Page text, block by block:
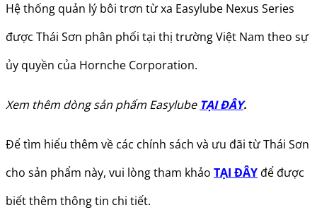
Hệ thống quản lý bôi trơn từ xa Easylube Nexus Series
được Thái Sơn phân phối tại thị trường Việt Nam theo sự
ủy quyền của Hornche Corporation.
Xem thêm dòng sản phẩm Easylube TẠI ĐÂY.
Để tìm hiểu thêm về các chính sách và ưu đãi từ Thái Sơn
cho sản phẩm này, vui lòng tham khảo TẠI ĐÂYđể được
biết thêm thông tin chi tiết.